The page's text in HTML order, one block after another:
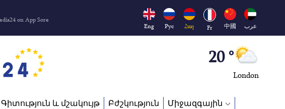
on App Sore
Eng Рус Հայ Fr 中國 عرب 45 °
Dubai
20 °
London
Գիտություն և մշակույթ Բժշկություն
Միջազգային